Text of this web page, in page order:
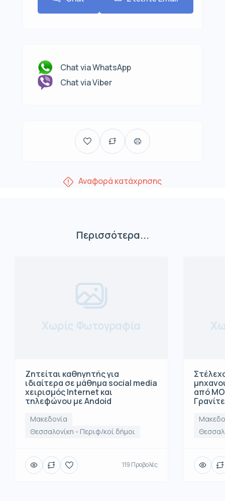
Chat via WhatsApp
Chat via Viber
Αναφορά κατάχρησης
Περισσότερα...
Χωρίς Φωτογραφία
Ζητείται καθηγητής για
ιδιαίτερα σε μάθημα social media
χειρισμός Internet και
τηλεφώνου με Andoid
Μακεδονία
Θεσσαλονίκη - Περιφ/κοί δήμοι
119 Προβολές
από